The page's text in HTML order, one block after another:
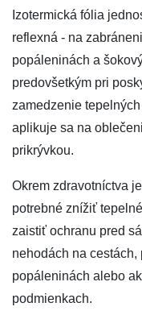
Izotermická fólia
reflexná - na
popáleninách a
predovšetkým pri
zamedzenie
aplikuje sa na
prikrývkou.
Okrem zdravotníctva
potrebné znížiť
zaistiť ochranu pred
nehodách na
popáleninách alebo
podmienkach.